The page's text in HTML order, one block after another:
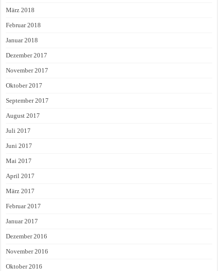
März 2018
Februar 2018
Januar 2018
Dezember 2017
November 2017
Oktober 2017
September 2017
August 2017
Juli 2017
Juni 2017
Mai 2017
April 2017
März 2017
Februar 2017
Januar 2017
Dezember 2016
November 2016
Oktober 2016